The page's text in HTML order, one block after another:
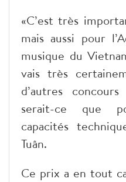
«C’est très
mais aussi pour
musique du
vais très
d’autres
serait-ce que
capacités
Tuân.
Ce prix a en tout